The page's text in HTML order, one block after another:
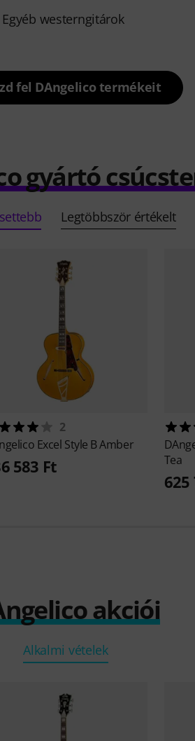
Egyéb westerngitárok
fel DAngelico termékeit
gyártó
Legtöbbször értékelt
2
Excel Style B Amber
583 Ft
Tea
625
akciói
Alkalmi vételek